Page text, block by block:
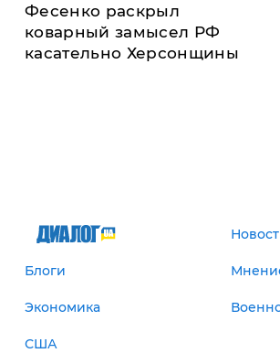
Фесенко раскрыл
коварный замысел РФ
касательно Херсонщины
Блоги
Экономика
США